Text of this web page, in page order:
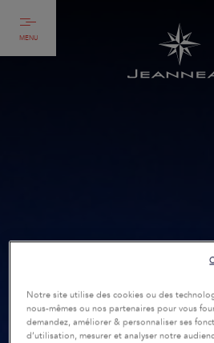
MENU
Notre site utilise des cookies ou des
nous-mêmes ou nos partenaires pour vous
demandez, améliorer & personnaliser ses
d’utilisation, mesurer et analyser notre